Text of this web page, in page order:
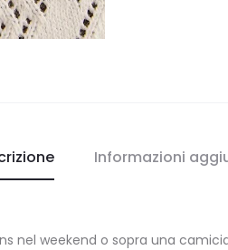
Informazioni
nel weekend o sopra una